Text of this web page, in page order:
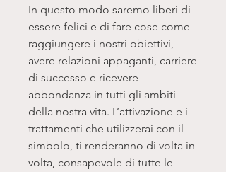
In questo modo saremo liberi di
essere felici e di fare cose come
raggiungere i nostri obiettivi,
avere relazioni appaganti, carriere
di successo e ricevere
abbondanza in tutti gli ambiti
della nostra vita. L’attivazione e i
trattamenti che utilizzerai con il
simbolo, ti renderanno di volta in
volta, consapevole di tutte le